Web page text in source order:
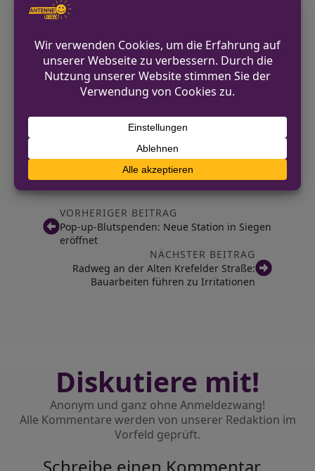
werden, um über diese Maßnahme zu
In den letzten Tagen mussten die
Einsatzkräfte mehrfach im Rhein nach
vermissten Schwimmern suchen, was
die Gefahren des Badens in diesem
Fluss eindrucksvoll unterstreicht.
WDR, Feuerwehr Leverkusen,
Stadt Köln
VORHERIGER BEITRAG
Pop-up-Blutspenden: Neue Station in Siegen
eröffnet
NÄCHSTER BEITRAG
Radweg an der Alten Krefelder Straße:
Bauarbeiten führen zu Irritationen
Diskutiere mit!
Anonym und ganz ohne Anmeldezwang!
Alle Kommentare werden von unserer Redaktion im
Vorfeld geprüft.